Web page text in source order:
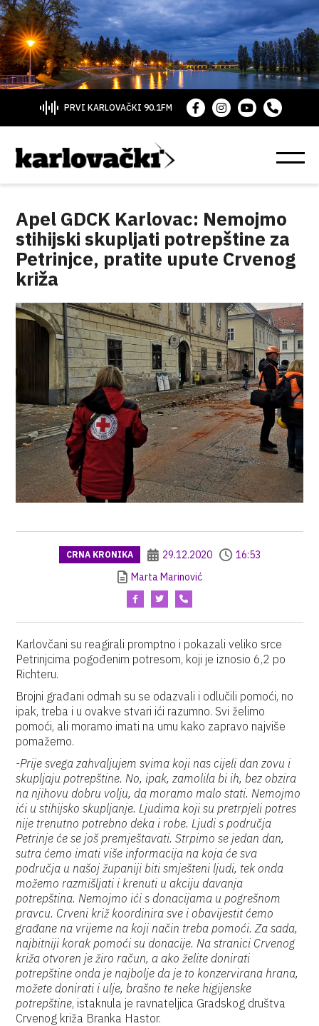
PRVI KARLOVAČKI 90.1FM
Apel GDCK Karlovac: Nemojmo
stihijski skupljati potrepštine za
Petrinjce, pratite upute Crvenog
križa
CRNA KRONIKA 29.12.2020
16:53
Marta Marinović
Karlovčani su reagirali promptno i pokazali veliko srce
Petrinjcima pogođenim potresom, koji je iznosio 6,2 po
Richteru.
Brojni građani odmah su se odazvali i odlučili pomoći, no
ipak, treba i u ovakve stvari ići razumno. Svi želimo
pomoći, ali moramo imati na umu kako zapravo najviše
pomažemo.
-Prije svega zahvaljujem svima koji nas cijeli dan zovu i
skupljaju potrepštine. No, ipak, zamolila bi ih, bez obzira
na njihovu dobru volju, da moramo malo stati. Nemojmo
ići u stihijsko skupljanje. Ljudima koji su pretrpjeli potres
nije trenutno potrebno deka i robe. Ljudi s područja
Petrinje će se još premještavati. Strpimo se jedan dan,
sutra ćemo imati više informacija na koja će sva
područja u našoj županiji biti smješteni ljudi, tek onda
možemo razmišljati i krenuti u akciju davanja
potrepština. Nemojmo ići s donacijama u pogrešnom
pravcu. Crveni križ koordinira sve i obavijestit ćemo
građane na vrijeme na koji način treba pomoći. Za sada,
najbitniji korak pomoći su donacije. Na stranici Crvenog
križa otvoren je žiro račun, a ako želite donirati
potrepštine onda je najbolje da je to konzervirana hrana,
možete donirati i ulje, brašno te neke higijenske
potrepštine, istaknula je ravnateljica Gradskog društva
Crvenog križa Branka Hastor.